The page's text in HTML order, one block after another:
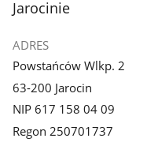
Jarocinie
ADRES
Powstańców Wlkp. 2
63-200 Jarocin
NIP 617 158 04 09
Regon 250701737